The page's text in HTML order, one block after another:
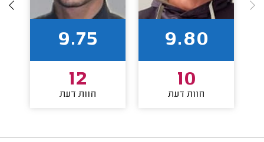
9.80
10
חוות דעת
9.75
12
חוות דעת